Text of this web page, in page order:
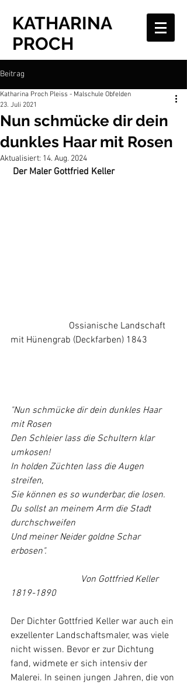
KATHARINA
PROCH
Beitrag
Nun schmücke dir dein
dunkles Haar mit Rosen
Katharina Proch Pleiss - Malschule Obfelden
23. Juli 2021
Aktualisiert: 14. Aug. 2024
Der Maler Gottfried Keller
mit Hünengrab (Deckfarben) 1843
"Nun schmücke dir dein dunkles Haar
mit Rosen
Den Schleier lass die Schultern klar
umkosen!
In holden Züchten lass die Augen
streifen,
Sie können es so wunderbar, die losen.
Du sollst an meinem Arm die Stadt
durchschweifen
Und meiner Neider goldne Schar
erbosen".
Von Gottfried Keller
1819-1890
Der Dichter Gottfried Keller war auch ein
exzellenter Landschaftsmaler, was viele
nicht wissen. Bevor er zur Dichtung
fand, widmete er sich intensiv der
Malerei. In seinen jungen Jahren, die von